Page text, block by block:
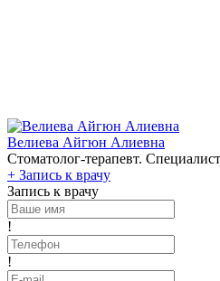
Велиева Айгюн Алиевна
Стоматолог-терапевт.
+ Запись к врачу
Запись к врачу
!
!